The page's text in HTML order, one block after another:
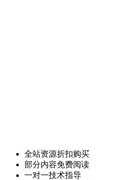
全站资源折扣购买
部分内容免费阅读
一对一技术指导